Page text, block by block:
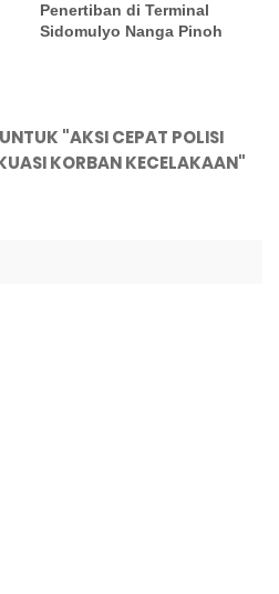
Penertiban di Terminal
Sidomulyo Nanga Pinoh
"AKSI CEPAT POLISI
KORBAN KECELAKAAN"